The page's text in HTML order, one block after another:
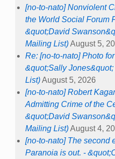
[no-to-nato] Nonviolent
the World Social Forum
&quot;David
Mailing List)August 5,
Re: [no-to-nato] Photo
&quot;Sally
List)August 5, 2026
[no-to-nato] Robert
Admitting Crime of the
&quot;David
Mailing List)August 4,
[no-to-nato] The second
Paranoia is out. -